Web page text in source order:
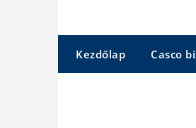
Kezdőlap Casco